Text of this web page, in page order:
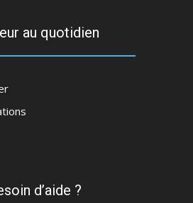
au quotidien
d’aide ?